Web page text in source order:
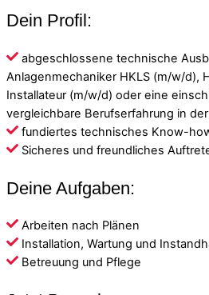
Dein Profil:
abgeschlossene technische
Anlagenmechaniker HKLS (m/w/d),
Installateur (m/w/d) oder eine
vergleichbare Berufserfahrung in
fundiertes technisches Know-
Sicheres und freundliches
Deine Aufgaben:
Arbeiten nach Plänen
Installation, Wartung und
Betreuung und Pflege